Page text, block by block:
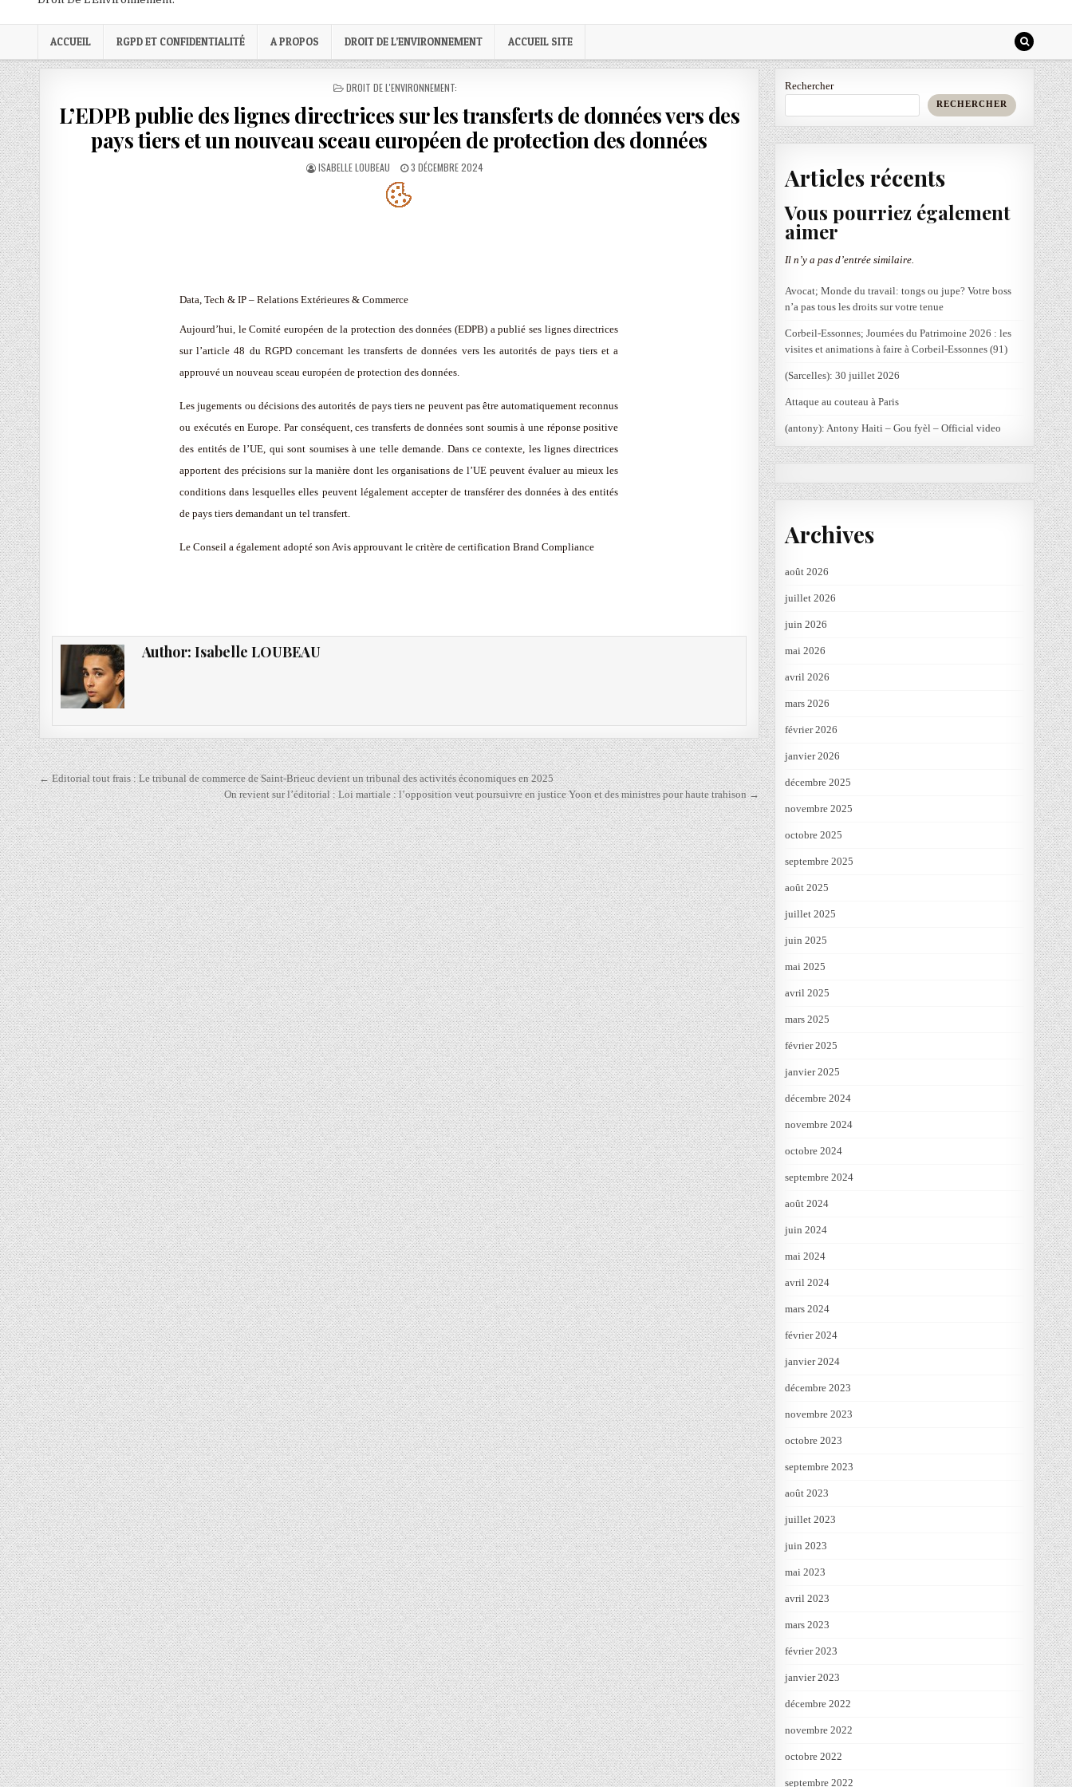
ACCUEIL RGPD ET CONFIDENTIALITÉ A PROPOS DROIT DE L’ENVIRONNEMENT ACCUEIL SITE
POSTED
DROIT DE L'ENVIRONNEMENT:
L’EDPB publie des lignes directrices sur les transferts de données vers des
pays tiers et un nouveau sceau européen de protection des données
AUTHOR:
ISABELLE LOUBEAU
PUBLISHED
3 DÉCEMBRE 2024
Data, Tech & IP – Relations Extérieures & Commerce
Aujourd’hui, le Comité européen de la protection des données (EDPB) a publié ses lignes directrices
sur l’article 48 du RGPD concernant les transferts de données vers les autorités de pays tiers et a
approuvé un nouveau sceau européen de protection des données.
Les jugements ou décisions des autorités de pays tiers ne peuvent pas être automatiquement reconnus
ou exécutés en Europe. Par conséquent, ces transferts de données sont soumis à une réponse positive
des entités de l’UE, qui sont soumises à une telle demande. Dans ce contexte, les lignes directrices
apportent des précisions sur la manière dont les organisations de l’UE peuvent évaluer au mieux les
conditions dans lesquelles elles peuvent légalement accepter de transférer des données à des entités
de pays tiers demandant un tel transfert.
Le Conseil a également adopté son Avis approuvant le critère de certification Brand Compliance
Author: Isabelle LOUBEAU
Navigation
de
l’article
← Editorial tout frais : Le tribunal de commerce de Saint-Brieuc devient un tribunal des activités économiques en 2025
On revient sur l’éditorial : Loi martiale : l’opposition veut poursuivre en justice Yoon et des ministres pour haute trahison →
Rechercher
RECHERCHER
Articles récents
Vous pourriez également
aimer
Il n’y a pas d’entrée similaire.
Avocat; Monde du travail: tongs ou jupe? Votre boss
n’a pas tous les droits sur votre tenue
Corbeil-Essonnes; Journées du Patrimoine 2026 : les
visites et animations à faire à Corbeil-Essonnes (91)
(Sarcelles): 30 juillet 2026
Attaque au couteau à Paris
(antony): Antony Haiti – Gou fyèl – Official video
Archives
août 2026
juillet 2026
juin 2026
mai 2026
avril 2026
mars 2026
février 2026
janvier 2026
décembre 2025
novembre 2025
octobre 2025
septembre 2025
août 2025
juillet 2025
juin 2025
mai 2025
avril 2025
mars 2025
février 2025
janvier 2025
décembre 2024
novembre 2024
octobre 2024
septembre 2024
août 2024
juin 2024
mai 2024
avril 2024
mars 2024
février 2024
janvier 2024
décembre 2023
novembre 2023
octobre 2023
septembre 2023
août 2023
juillet 2023
juin 2023
mai 2023
avril 2023
mars 2023
février 2023
janvier 2023
décembre 2022
novembre 2022
octobre 2022
septembre 2022